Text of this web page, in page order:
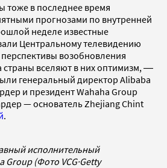
тоже в последнее время
прогнозами по внутренней
неделе известные
Центральному телевидению
перспективы возобновления
страны вселяют в них оптимизм, ―
генеральный директор Alibaba
и президент Wahaha Group
— основатель Zhejiang Chint
.
исполнительный
Group (Фото VCG·Getty